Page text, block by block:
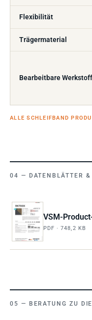
Flexibilität
Trägermaterial
Bearbeitbare
ALLE SCHLEIFBAND
DATENBLÄTTER
VSM-
PDF · 748,2 KB
BERATUNG ZU